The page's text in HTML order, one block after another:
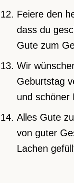
Feiere den
dass du
Gute zum
Wir
Geburtstag
und schöner
Alles Gute
von guter
Lachen